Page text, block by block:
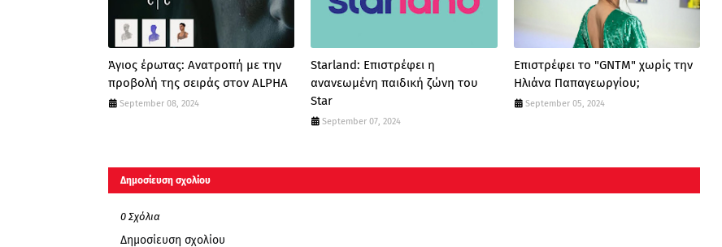
Άγιος έρωτας: Ανατροπή με την
προβολή της σειράς στον ALPHA
September 08, 2024
Starland: Επιστρέφει η
ανανεωμένη παιδική ζώνη του
Star
September 07, 2024
Επιστρέφει το "GNTM" χωρίς την
Ηλιάνα Παπαγεωργίου;
September 05, 2024
Δημοσίευση σχολίου
0 Σχόλια
Δημοσίευση σχολίου